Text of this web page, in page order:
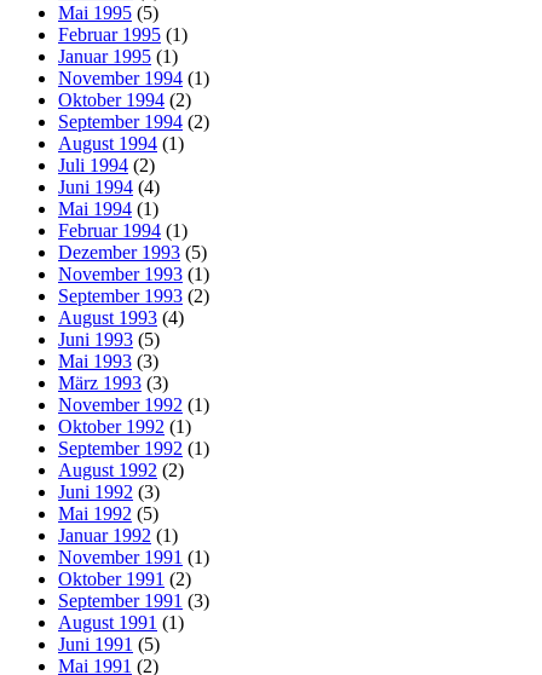
Mai 1995 (5)
Februar 1995 (1)
Januar 1995 (1)
November 1994 (1)
Oktober 1994 (2)
September 1994 (2)
August 1994 (1)
Juli 1994 (2)
Juni 1994 (4)
Mai 1994 (1)
Februar 1994 (1)
Dezember 1993 (5)
November 1993 (1)
September 1993 (2)
August 1993 (4)
Juni 1993 (5)
Mai 1993 (3)
März 1993 (3)
November 1992 (1)
Oktober 1992 (1)
September 1992 (1)
August 1992 (2)
Juni 1992 (3)
Mai 1992 (5)
Januar 1992 (1)
November 1991 (1)
Oktober 1991 (2)
September 1991 (3)
August 1991 (1)
Juni 1991 (5)
Mai 1991 (2)